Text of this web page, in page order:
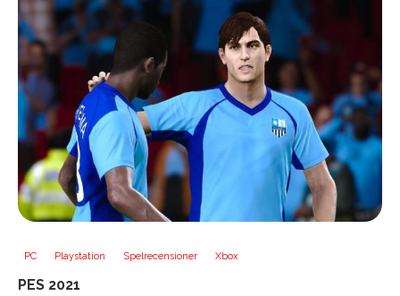
PC Playstation Spelrecensioner Xbox
PES 2021